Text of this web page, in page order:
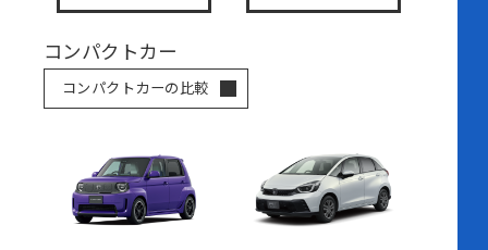
コンパクトカー
コンパクトカーの比較